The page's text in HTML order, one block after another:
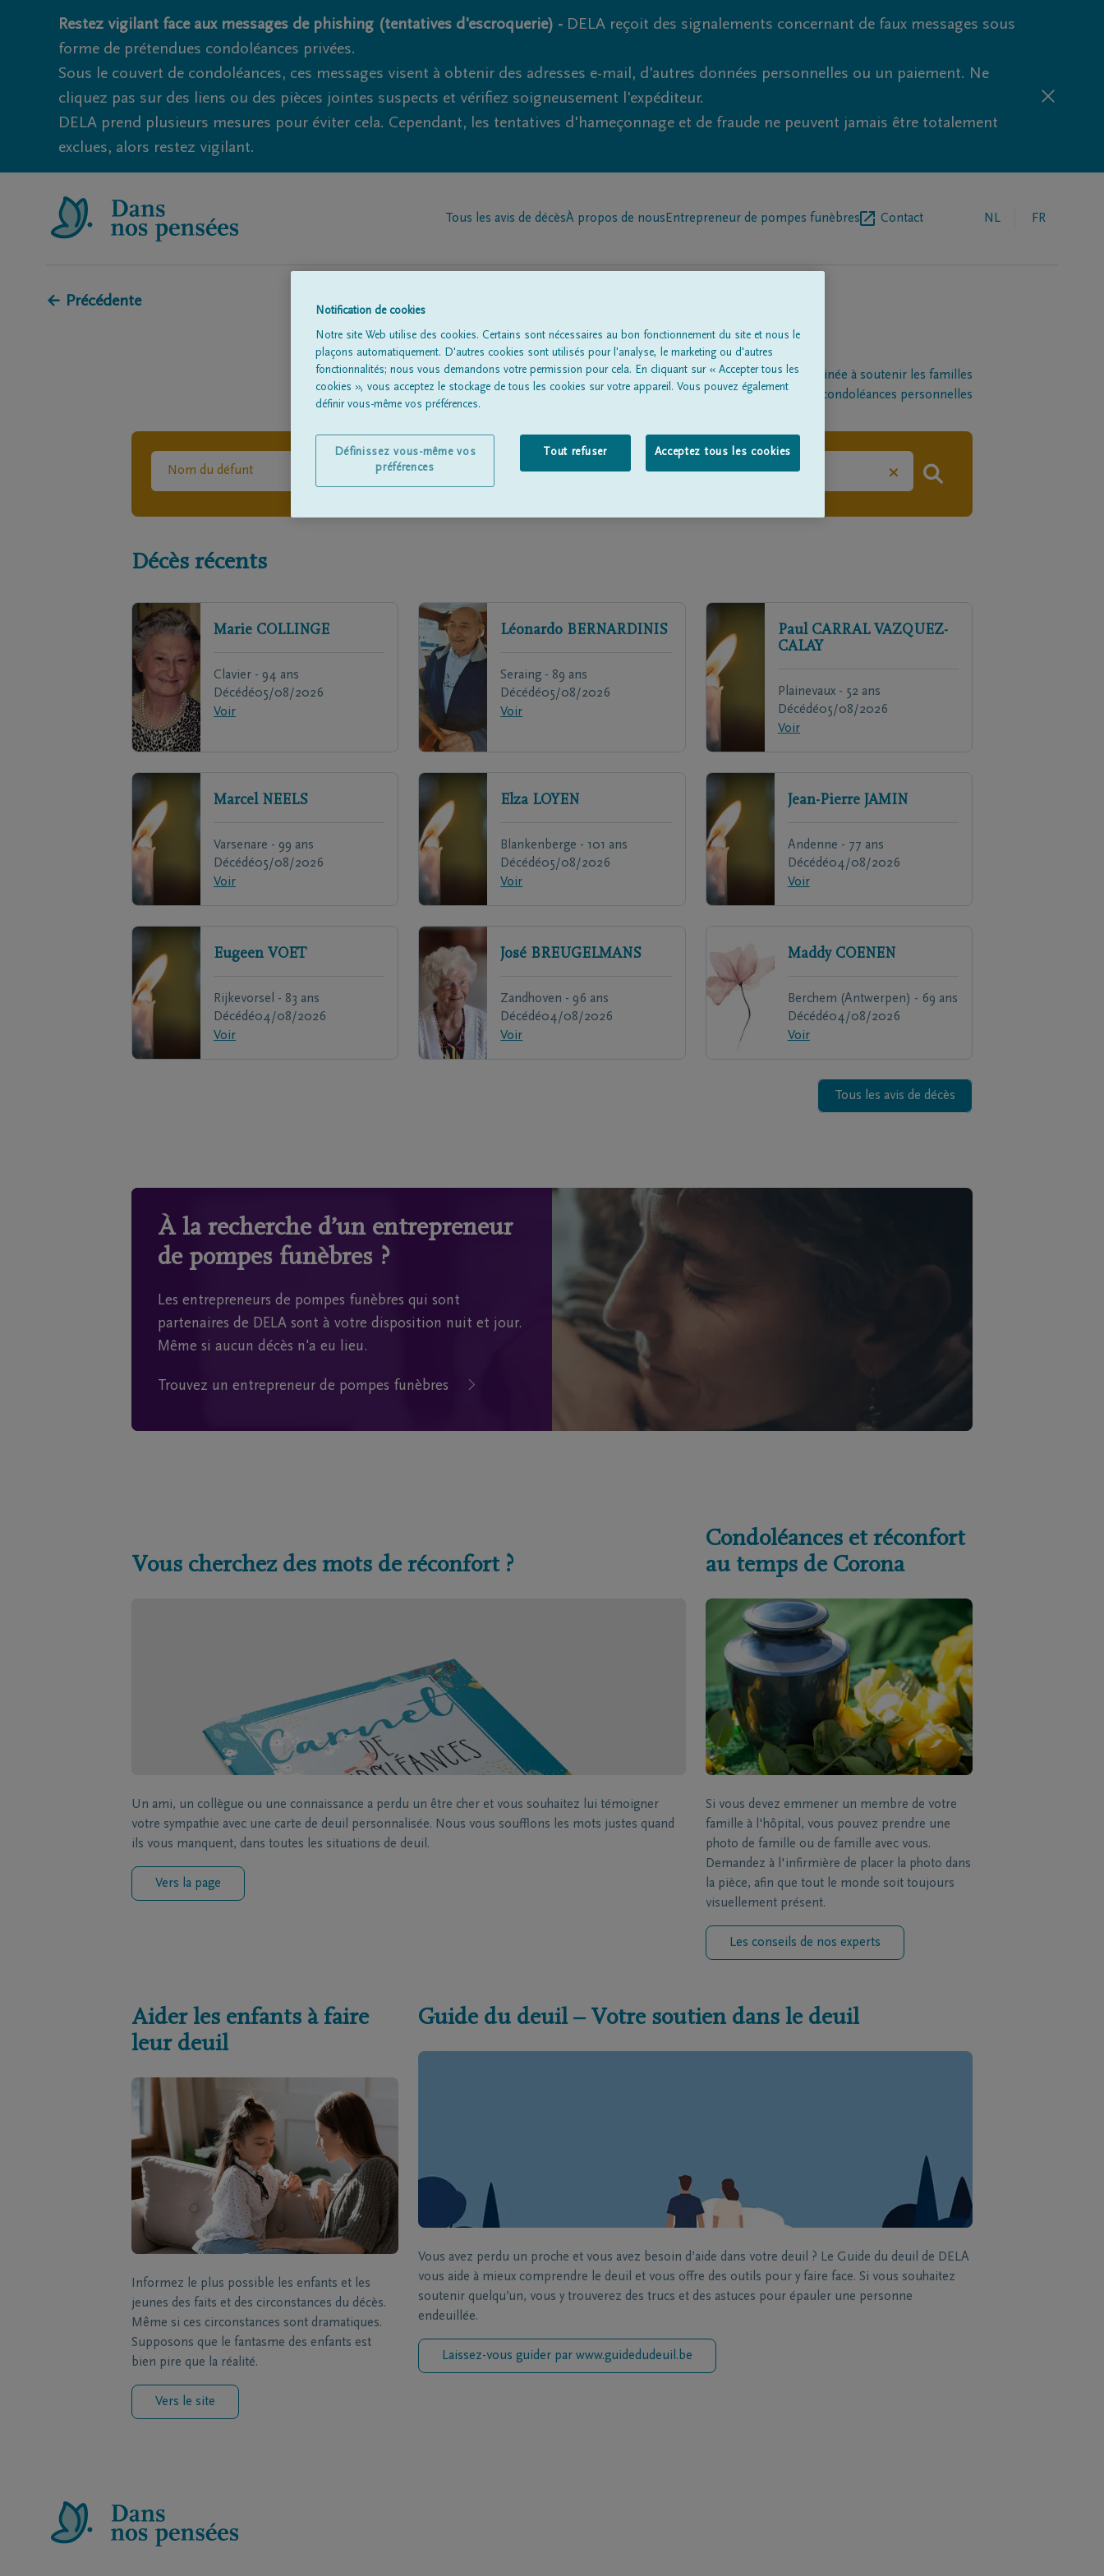
Restez vigilant face aux messages de phishing (tentatives d'escroquerie) - DELA reçoit des signalements concernant de faux messages sous
forme de prétendues condoléances privées.
Sous le couvert de condoléances, ces messages visent à obtenir des adresses e-mail, d'autres données personnelles ou un paiement. Ne
cliquez pas sur des liens ou des pièces jointes suspects et vérifiez soigneusement l'expéditeur.
DELA prend plusieurs mesures pour éviter cela. Cependant, les tentatives d'hameçonnage et de fraude ne peuvent jamais être totalement
exclues, alors restez vigilant.
Tous les avis de décèsÀ propos de nous Entrepreneur de pompes funèbres Contact NL FR
← Précédente
Une plate-forme destinée à soutenir les familles
en deuil par le biais de condoléances personnelles
×
Décès récents
Marie COLLINGE
Clavier - 94 ans
Décédé05/08/2026
Voir
Léonardo BERNARDINIS
Seraing - 89 ans
Décédé05/08/2026
Voir
Paul CARRAL VAZQUEZ-
CALAY
Plainevaux - 52 ans
Décédé05/08/2026
Voir
Marcel NEELS
Varsenare - 99 ans
Décédé05/08/2026
Voir
Elza LOYEN
Blankenberge - 101 ans
Décédé05/08/2026
Voir
Jean-Pierre JAMIN
Andenne - 77 ans
Décédé04/08/2026
Voir
Eugeen VOET
Rijkevorsel - 83 ans
Décédé04/08/2026
Voir
José BREUGELMANS
Zandhoven - 96 ans
Décédé04/08/2026
Voir
Maddy COENEN
Berchem (Antwerpen) - 69 ans
Décédé04/08/2026
Voir
Tous les avis de décès
À la recherche d’un entrepreneur
de pompes funèbres ?
Les entrepreneurs de pompes funèbres qui sont
partenaires de DELA sont à votre disposition nuit et jour.
Même si aucun décès n'a eu lieu.
Trouvez un entrepreneur de pompes funèbres
Vous cherchez des mots de réconfort ?
Un ami, un collègue ou une connaissance a perdu un être cher et vous souhaitez lui témoigner
votre sympathie avec une carte de deuil personnalisée. Nous vous soufflons les mots justes quand
ils vous manquent, dans toutes les situations de deuil.
Vers la page
Condoléances et réconfort
au temps de Corona
Si vous devez emmener un membre de votre
famille à l'hôpital, vous pouvez prendre une
photo de famille ou de famille avec vous.
Demandez à l'infirmière de placer la photo dans
la pièce, afin que tout le monde soit toujours
visuellement présent.
Les conseils de nos experts
Aider les enfants à faire
leur deuil
Informez le plus possible les enfants et les
jeunes des faits et des circonstances du décès.
Même si ces circonstances sont dramatiques.
Supposons que le fantasme des enfants est
bien pire que la réalité.
Vers le site
Guide du deuil – Votre soutien dans le deuil
Vous avez perdu un proche et vous avez besoin d’aide dans votre deuil ? Le Guide du deuil de DELA
vous aide à mieux comprendre le deuil et vous offre des outils pour y faire face. Si vous souhaitez
soutenir quelqu’un, vous y trouverez des trucs et des astuces pour épauler une personne
endeuillée.
Laissez-vous guider par www.guidedudeuil.be
Notification de cookies
Notre site Web utilise des cookies. Certains sont nécessaires au bon fonctionnement du site et nous le
plaçons automatiquement. D'autres cookies sont utilisés pour l'analyse, le marketing ou d'autres
fonctionnalités; nous vous demandons votre permission pour cela. En cliquant sur « Accepter tous les
cookies », vous acceptez le stockage de tous les cookies sur votre appareil. Vous pouvez également
définir vous-même vos préférences.
Tout refuser Acceptez tous les cookies
Définissez vous-même vos
préférences